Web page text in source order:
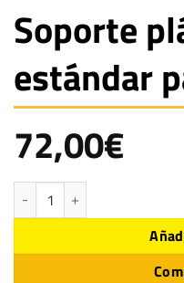
Soporte
estándar
72,00€
Soporte plástico rígido